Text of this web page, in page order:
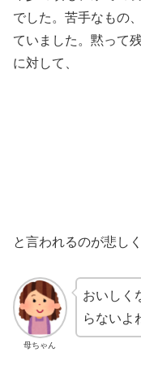
でした。苦手なもの
ていました。黙って
に対して、
と言われるのが悲し
母ちゃん
おいしく
らないよ